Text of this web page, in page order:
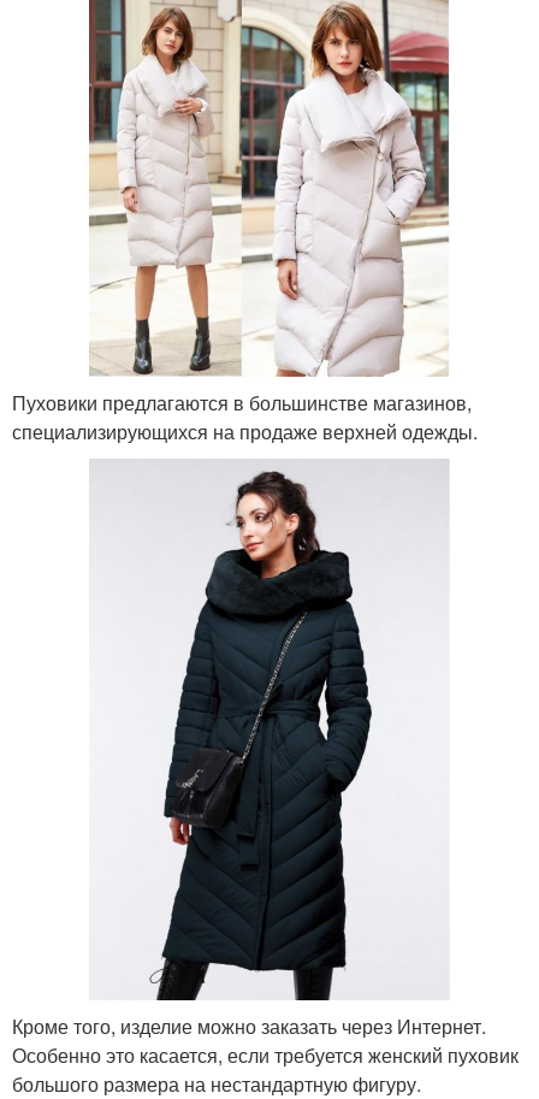
Пуховики предлагаются в большинстве магазинов,
специализирующихся на продаже верхней одежды.
Кроме того, изделие можно заказать через Интернет.
Особенно это касается, если требуется женский пуховик
большого размера на нестандартную фигуру.